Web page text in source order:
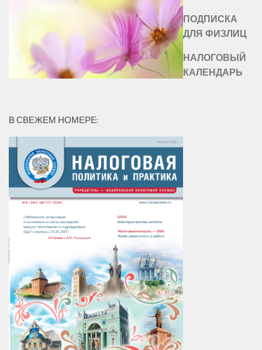
ПОДПИСКА
ДЛЯ ФИЗЛИЦ
НАЛОГОВЫЙ
КАЛЕНДАРЬ
В СВЕЖЕМ НОМЕРЕ: